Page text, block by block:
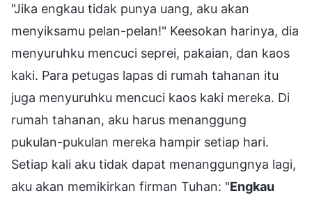
"Jika engkau tidak punya uang, aku akan
menyiksamu pelan-pelan!" Keesokan harinya, dia
menyuruhku mencuci seprei, pakaian, dan kaos
kaki. Para petugas lapas di rumah tahanan itu
juga menyuruhku mencuci kaos kaki mereka. Di
rumah tahanan, aku harus menanggung
pukulan-pukulan mereka hampir setiap hari.
Setiap kali aku tidak dapat menanggungnya lagi,
aku akan memikirkan firman Tuhan: "Engkau